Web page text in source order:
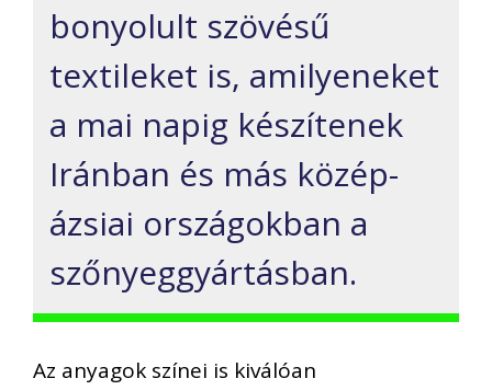
bonyolult szövésű
textileket is, amilyeneket
a mai napig készítenek
Iránban és más közép-
ázsiai országokban a
szőnyeggyártásban.
Az anyagok színei is kiválóan